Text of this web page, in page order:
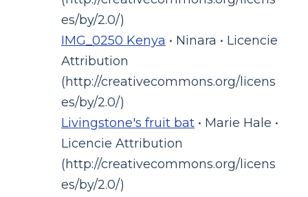
es/by/2.0/)
IMG_0250 Kenya • Ninara • Licencie
Attribution
(http://creativecommons.org/licens
es/by/2.0/)
Livingstone's fruit bat • Marie Hale •
Licencie Attribution
(http://creativecommons.org/licens
es/by/2.0/)